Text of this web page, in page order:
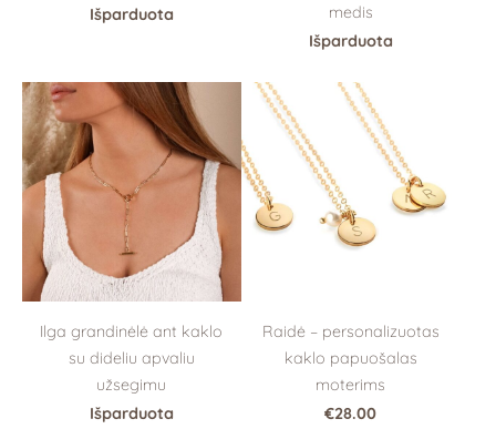
Išparduota
medis
Išparduota
Ilga grandinėlė ant kaklo
su dideliu apvaliu
užsegimu
Išparduota
Raidė – personalizuotas
kaklo papuošalas
moterims
€28.00